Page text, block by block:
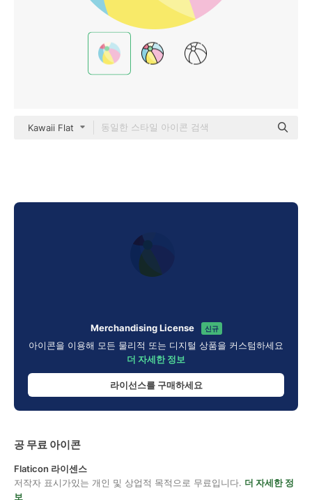
Kawaii Flat
Merchandising License 신규
아이콘을 이용해 모든 물리적 또는 디지털 상품을 커스텀하세요
더 자세한 정보
라이선스를 구매하세요
공 무료 아이콘
Flaticon 라이센스
저작자 표시가있는 개인 및 상업적 목적으로 무료입니다. 더 자세한 정
보